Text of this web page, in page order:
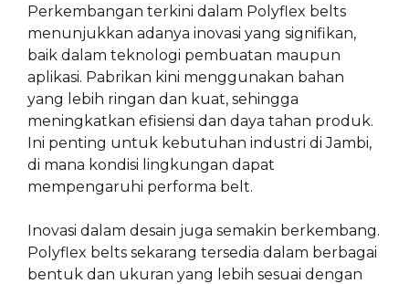
Perkembangan terkini dalam Polyflex belts
menunjukkan adanya inovasi yang signifikan,
baik dalam teknologi pembuatan maupun
aplikasi. Pabrikan kini menggunakan bahan
yang lebih ringan dan kuat, sehingga
meningkatkan efisiensi dan daya tahan produk.
Ini penting untuk kebutuhan industri di Jambi,
di mana kondisi lingkungan dapat
mempengaruhi performa belt.
Inovasi dalam desain juga semakin berkembang.
Polyflex belts sekarang tersedia dalam berbagai
bentuk dan ukuran yang lebih sesuai dengan